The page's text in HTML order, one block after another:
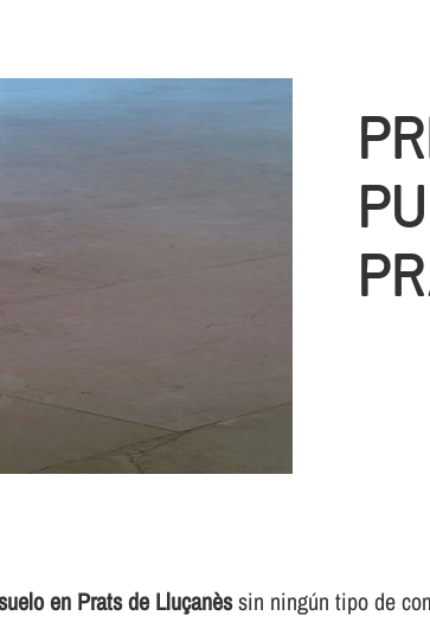
en Prats de Lluçanèssin ningún tipo de